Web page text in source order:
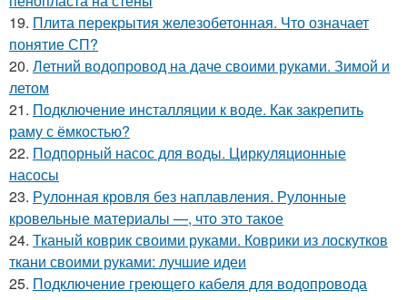
19. Плита перекрытия железобетонная. Что означает
понятие СП?
20. Летний водопровод на даче своими руками. Зимой и
летом
21. Подключение инсталляции к воде. Как закрепить
раму с ёмкостью?
22. Подпорный насос для воды. Циркуляционные
насосы
23. Рулонная кровля без наплавления. Рулонные
кровельные материалы —, что это такое
24. Тканый коврик своими руками. Коврики из лоскутков
ткани своими руками: лучшие идеи
25. Подключение греющего кабеля для водопровода